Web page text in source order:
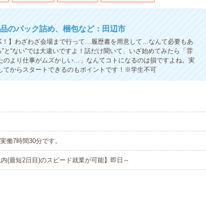
のパック詰め、梱包など：田辺市
！】わざわざ会場まで行って…履歴書を用意して…なんて必要もあ
と“ない”では大違いですよ！話だけ聞いて、いざ始めてみたら「雰
より仕事がムズかしい…」なんてコトになるのは損ですよね。実
てからスタートできるのもポイントです！※学生不可
働7時間30分です。
(最短2日目)のスピード就業が可能】即日～